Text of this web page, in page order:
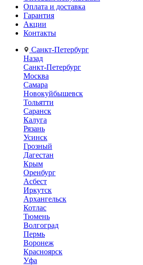
Оплата и доставка
Гарантия
Акции
Контакты
Санкт-Петербург
Назад
Санкт-Петербург
Москва
Самара
Новокуйбышевск
Тольятти
Саранск
Калуга
Рязань
Усинск
Грозный
Дагестан
Крым
Оренбург
Асбест
Иркутск
Архангельск
Котлас
Тюмень
Волгоград
Пермь
Воронеж
Красноярск
Уфа